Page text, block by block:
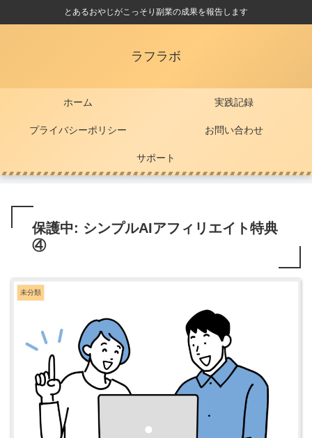
とあるおやじがこっそり副業の成果を報告します
ラフラボ
ホーム 実践記録
プライバシーポリシー お問い合わせ
サポート
保護中: シンプルAIアフィリエイト特典
④
未分類